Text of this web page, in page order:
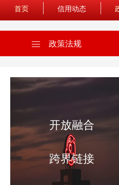
首页 信用动态
政策法规
开放融合
跨界链接